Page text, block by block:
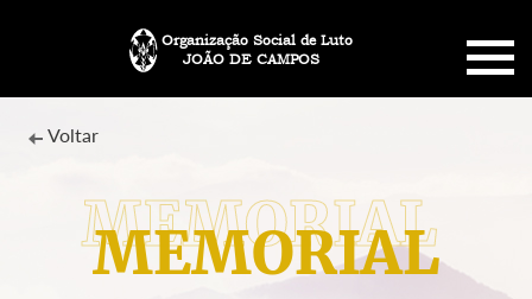
JOÃO DE CAMPOS
Organização Social de Luto
SOBRE NÓS
PLANO FUNERÁRIO
MEMORIAL
Voltar